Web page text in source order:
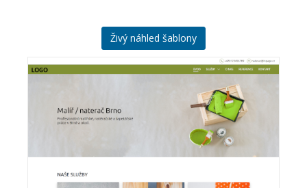
Živý náhled šablony